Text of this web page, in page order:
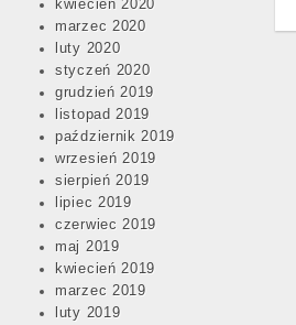
kwiecień 2020
marzec 2020
luty 2020
styczeń 2020
grudzień 2019
listopad 2019
październik 2019
wrzesień 2019
sierpień 2019
lipiec 2019
czerwiec 2019
maj 2019
kwiecień 2019
marzec 2019
luty 2019